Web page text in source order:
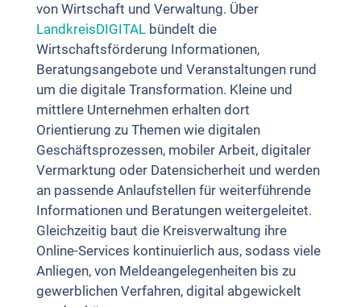
von Wirtschaft und Verwaltung. Über
LandkreisDIGITALbündelt die
Wirtschaftsförderung Informationen,
Beratungsangebote und Veranstaltungen rund
um die digitale Transformation. Kleine und
mittlere Unternehmen erhalten dort
Orientierung zu Themen wie digitalen
Geschäftsprozessen, mobiler Arbeit, digitaler
Vermarktung oder Datensicherheit und werden
an passende Anlaufstellen für weiterführende
Informationen und Beratungen weitergeleitet.
Gleichzeitig baut die Kreisverwaltung ihre
Online-Services kontinuierlich aus, sodass viele
Anliegen, von Meldeangelegenheiten bis zu
gewerblichen Verfahren, digital abgewickelt